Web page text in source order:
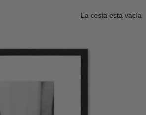
La cesta está vacía